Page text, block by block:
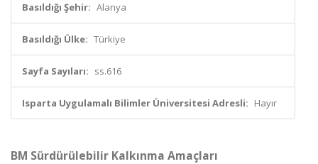
Basıldığı Şehir: Alanya
Basıldığı Ülke: Türkiye
Sayfa Sayıları: ss.616
Isparta Uygulamalı Bilimler Üniversitesi Adresli: Hayır
BM Sürdürülebilir Kalkınma Amaçları